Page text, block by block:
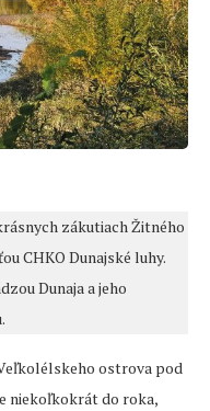
zákutiach Žitného
CHKO Dunajské luhy.
Dunaja a jeho
ostrova pod
niekoľkokrát do roka,